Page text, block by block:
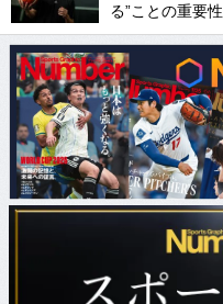
る”ことの重要性